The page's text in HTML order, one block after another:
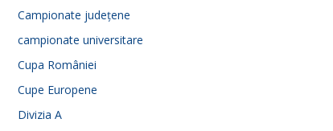
Campionate județene
campionate universitare
Cupa României
Cupe Europene
Divizia A